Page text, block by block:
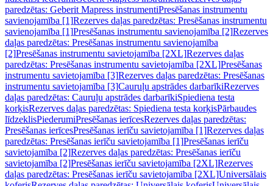
paredzētas: Geberit Mapress instrumentiPresēšanas instrumentu
savienojamība [1]Rezerves daļas paredzētas: Presēšanas instrumentu
savienojamība [1]Presēšanas instrumentu savienojamība [2]Rezerves
daļas paredzētas: Presēšanas instrumentu savienojamība
[2]Presēšanas instrumentu savietojamība [2XL]Rezerves daļas
paredzētas: Presēšanas instrumentu savietojamība [2XL]Presēšanas
instrumentu savietojamība [3]Rezerves daļas paredzētas: Presēšanas
instrumentu savietojamība [3]Cauruļu apstrādes darbarīkiRezerves
daļas paredzētas: Cauruļu apstrādes darbarīkiSpiediena testa
korķisRezerves daļas paredzētas: Spiediena testa korķisPārbaudes
līdzeklisPiederumiPresēšanas ierīcesRezerves daļas paredzētas:
Presēšanas ierīcesPresēšanas ierīču savietojamība [1]Rezerves daļas
paredzētas: Presēšanas ierīču savietojamība [1]Presēšanas ierīču
savietojamība [2]Rezerves daļas paredzētas: Presēšanas ierīču
savietojamība [2]Presēšanas ierīču savietojamība [2XL]Rezerves
daļas paredzētas: Presēšanas ierīču savietojamība [2XL]Universālais